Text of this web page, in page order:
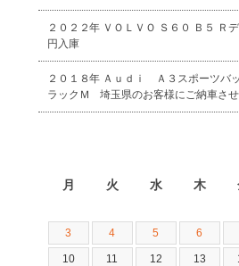
２０２２年 ＶＯＬＶＯ Ｓ６０ Ｂ５
円入庫
２０１８年 Ａｕｄｉ Ａ３スポーツバ
ラックＭ 埼玉県のお客様にご納車させ
月 火 水 木
3 4 5 6
10 11 12 13